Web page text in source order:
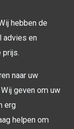
hebben de
advies en
prijs.
naar uw
geven om uw
erg
helpen om